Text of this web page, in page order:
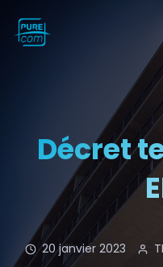
Décret
20 janvier 2023